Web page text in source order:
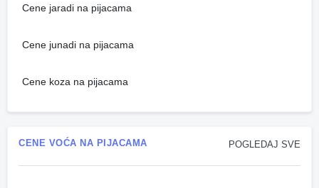
Cene jaradi na pijacama
Cene junadi na pijacama
Cene koza na pijacama
POGLEDAJ SVE
CENE VOĆA NA PIJACAMA